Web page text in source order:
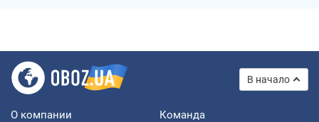
В начало
О компании Команда